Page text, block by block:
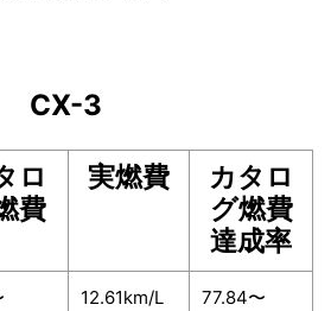
CX-3
ロ
費
実燃費
カタロ
グ燃費
達成率
12.61km/L
77.84〜